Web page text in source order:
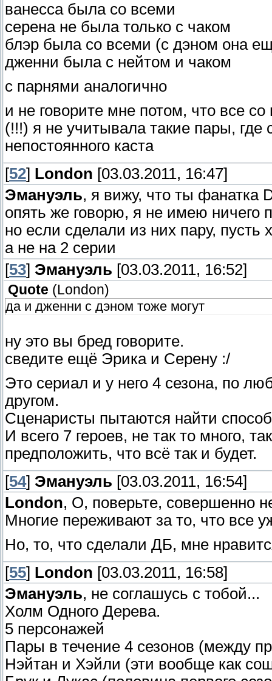
ванесса была со всеми
серена не была только с чаком
блэр была со всеми (с дэном она
дженни была с нейтом и чаком
с парнями аналогично
и не говорите мне потом, что все
(!!!) я не учитывала такие пары, где
непостоянного каста
[52] Londоn [03.03.2011, 16:47]
Эмануэль, я вижу, что ты фанатка
опять же говорю, я не имею ничего
но если сделали из них пару, пусть
а не на 2 серии
[53] Эмануэль [03.03.2011, 16:52]
Quote ( Londоn)
да и дженни с дэном тоже могут
ну это вы бред говорите.
сведите ещё Эрика и Серену :/
Это сериал и у него 4 сезона, по
другом.
Сценаристы пытаются найти
И всего 7 героев, не так то много,
предположить, что всё так и будет.
[54] Эмануэль [03.03.2011, 16:54]
Londоn, О, поверьте, совершенно
Многие переживают за то, что все
Но, то, что сделали ДБ, мне
[55] Londоn [03.03.2011, 16:58]
Эмануэль, не соглашусь с тобой...
Холм Одного Дерева.
5 персонажей
Пары в течение 4 сезонов (между
Нэйтан и Хэйли (эти вообще как